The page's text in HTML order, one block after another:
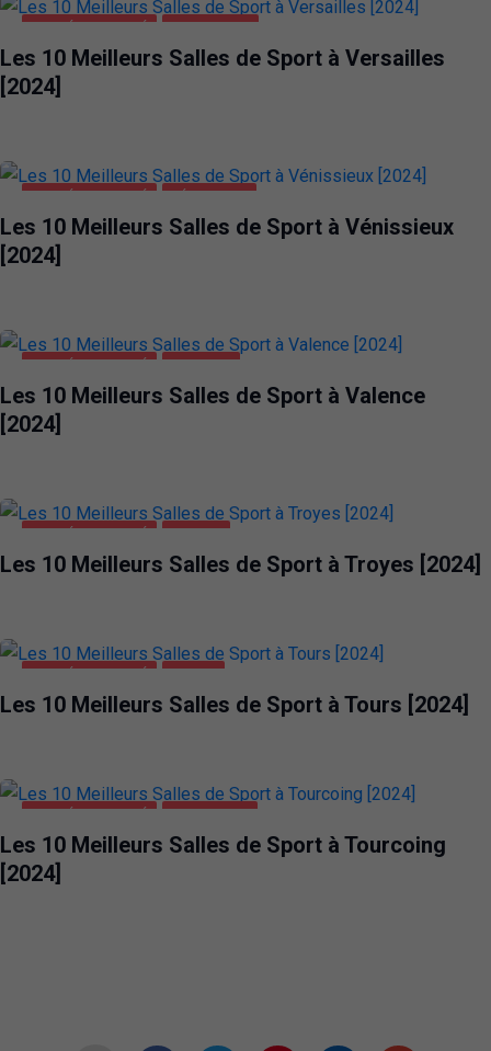
Les 10 Meilleurs Salles de Sport à Versailles
[2024]
Les 10 Meilleurs Salles de Sport à Vénissieux
[2024]
Les 10 Meilleurs Salles de Sport à Valence
[2024]
Les 10 Meilleurs Salles de Sport à Troyes [2024]
Les 10 Meilleurs Salles de Sport à Tours [2024]
Les 10 Meilleurs Salles de Sport à Tourcoing
[2024]